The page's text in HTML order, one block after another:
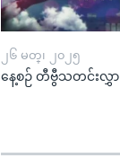
၂၆ မတ္၊ ၂၀၂၅
နေ့စဉ် တီဗွီသတင်းလွှာ